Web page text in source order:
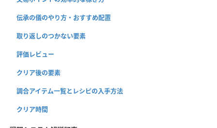
伝承の儀のやり方・おすすめ配置
取り返しのつかない要素
評価レビュー
クリア後の要素
調合アイテム一覧とレシピの入手方法
クリア時間